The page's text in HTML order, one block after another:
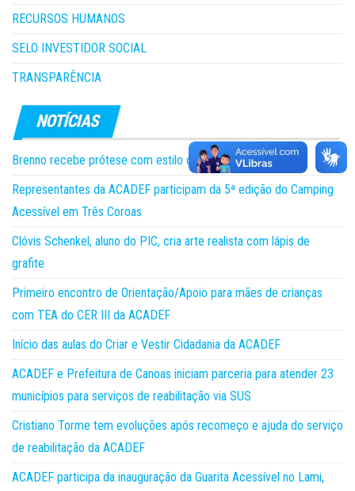
RECURSOS HUMANOS
SELO INVESTIDOR SOCIAL
TRANSPARÊNCIA
Brenno recebe prótese com estilo de herói!
Representantes da ACADEF participam da 5ª edição do Camping
Acessível em Três Coroas
Clóvis Schenkel, aluno do PIC, cria arte realista com lápis de
grafite
Primeiro encontro de Orientação/Apoio para mães de crianças
com TEA do CER III da ACADEF
Início das aulas do Criar e Vestir Cidadania da ACADEF
ACADEF e Prefeitura de Canoas iniciam parceria para atender 23
municípios para serviços de reabilitação via SUS
Cristiano Torme tem evoluções após recomeço e ajuda do serviço
de reabilitação da ACADEF
ACADEF participa da inauguração da Guarita Acessível no Lami,